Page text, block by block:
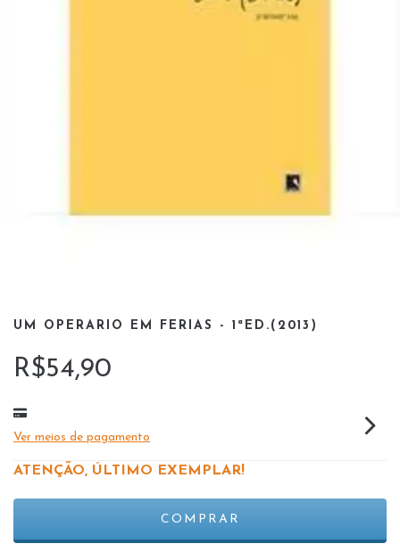
UM OPERARIO EM FERIAS - 1ªED.(2013)
R$54,90
Ver meios de pagamento
ATENÇÃO, ÚLTIMO EXEMPLAR!